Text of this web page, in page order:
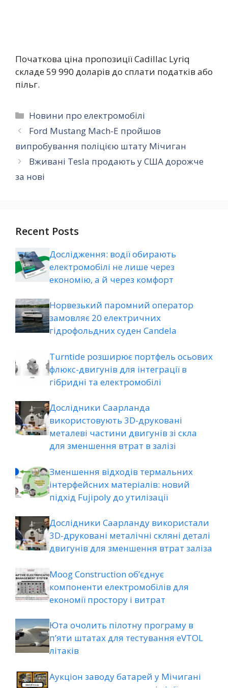
Початкова ціна пропозиції Cadillac Lyriq
складе 59 990 доларів до сплати податків або
пільг.
Категорії
Новини про електромобілі
Ford Mustang Mach-E пройшов
випробування поліцією штату Мічиган
Вживані Tesla продають у США дорожче
за нові
Recent Posts
Дослідження: водії обирають
електромобілі не лише через
економію, а й через комфорт
Норвезький паромний оператор
замовляє 20 електричних
гідрофольдних суден Candela
Turntide розширює портфель осьових
флюкс-двигунів для інтеграції в
гібридні та електромобілі
Дослідники Саарланда
використовують 3D-друковані
металеві частини двигунів зі скла
для зменшення втрат в залізі
Зменшення відходів термальних
інтерфейсних матеріалів: новий
підхід Fujipoly до утилізації
Дослідники Саарланду використали
3D-друковані металічні скляні деталі
двигунів для зменшення втрат заліза
Moog Construction об’єднує
компоненти електромобілів для
економії простору і витрат
Юта очолить пілотну програму в
п’яти штатах для тестування eVTOL
літаків
Аукціон заводу батарей у Мічигані